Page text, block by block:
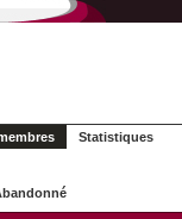
Statistiques